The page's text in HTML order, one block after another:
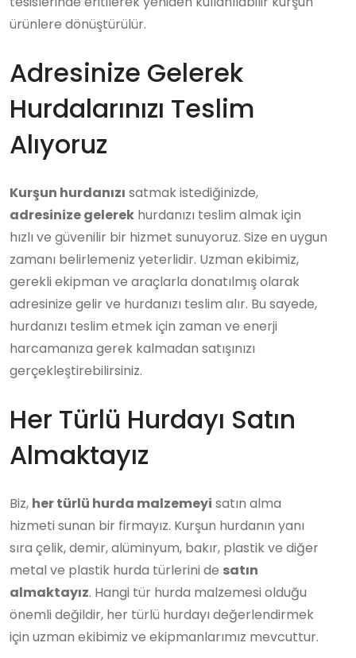
ürünlere dönüştürülür.
Adresinize Gelerek
Hurdalarınızı Teslim
Alıyoruz
Kurşun hurdanızı satmak istediğinizde,
adresinize gelerek hurdanızı teslim almak için
hızlı ve güvenilir bir hizmet sunuyoruz. Size en uygun
zamanı belirlemeniz yeterlidir. Uzman ekibimiz,
gerekli ekipman ve araçlarla donatılmış olarak
adresinize gelir ve hurdanızı teslim alır. Bu sayede,
hurdanızı teslim etmek için zaman ve enerji
harcamanıza gerek kalmadan satışınızı
gerçekleştirebilirsiniz.
Her Türlü Hurdayı Satın
Almaktayız
Biz, her türlü hurda malzemeyi satın alma
hizmeti sunan bir firmayız. Kurşun hurdanın yanı
sıra çelik, demir, alüminyum, bakır, plastik ve diğer
metal ve plastik hurda türlerini de satın
almaktayız. Hangi tür hurda malzemesi olduğu
önemli değildir, her türlü hurdayı değerlendirmek
için uzman ekibimiz ve ekipmanlarımız mevcuttur.